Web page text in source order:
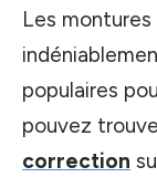
Les
populaires
pouvez
correction